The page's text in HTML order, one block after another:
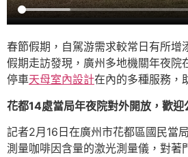
春節假期，自駕游需求較常日有所增
假期走訪發現，廣州多地機關年夜院
停車天母室內設計在內的多種服務，
花都14處當局年夜院對外開放，歡迎
記者2月16日在廣州市花都區國民當
測量咖啡因含量的激光測量儀，對著